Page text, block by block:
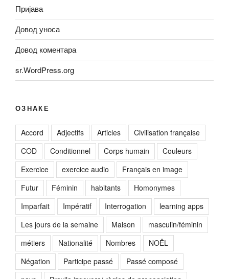
Пријава
Довод уноса
Довод коментара
sr.WordPress.org
ОЗНАКЕ
Accord Adjectifs Articles
Civilisation française
COD
Conditionnel Corps humain
Couleurs
Exercice
exercice audio
Français en image
Futur
Féminin habitants
Homonymes
Imparfait
Impératif Interrogation
learning apps
Les jours de la semaine
Maison
masculin/féminin
métiers
Nationalité Nombres
NOËL
Négation
Participe passé
Passé composé